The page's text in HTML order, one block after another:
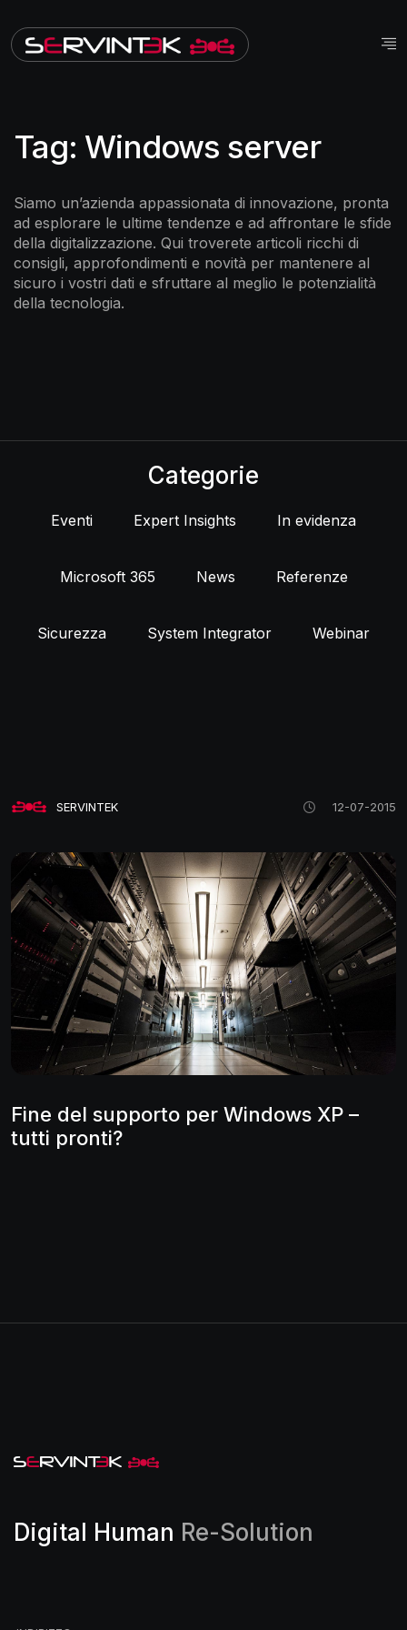
Tag: Windows server
Siamo un’azienda appassionata di innovazione, pronta
ad esplorare le ultime tendenze e ad affrontare le sfide
della digitalizzazione. Qui troverete articoli ricchi di
consigli, approfondimenti e novità per mantenere al
sicuro i vostri dati e sfruttare al meglio le potenzialità
della tecnologia.
Categorie
Eventi Expert Insights In evidenza
Microsoft 365 News Referenze
Sicurezza System Integrator Webinar
SERVINTEK 12-07-2015
Fine del supporto per Windows XP –
tutti pronti?
Digital Human Re-Solution